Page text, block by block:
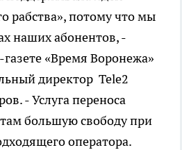
рабства», потому что мы
наших абонентов, -
газете «Время Воронежа»
директор Tele2
- Услуга переноса
большую свободу при
оператора.